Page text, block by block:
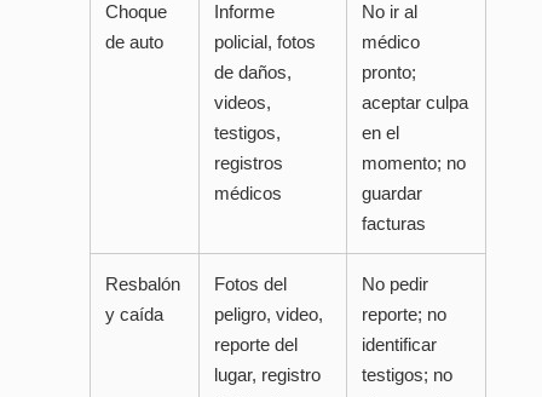
Choque
de auto
Informe
policial, fotos
de daños,
videos,
testigos,
registros
médicos
No ir al
médico
pronto;
aceptar culpa
en el
momento; no
guardar
facturas
Resbalón
y caída
Fotos del
peligro, video,
reporte del
lugar, registro
No pedir
reporte; no
identificar
testigos; no